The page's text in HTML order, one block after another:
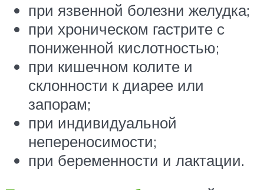
при язвенной болезни желудка;
при хроническом гастрите с
пониженной кислотностью;
при кишечном колите и
склонности к диарее или
запорам;
при индивидуальной
непереносимости;
при беременности и лактации.